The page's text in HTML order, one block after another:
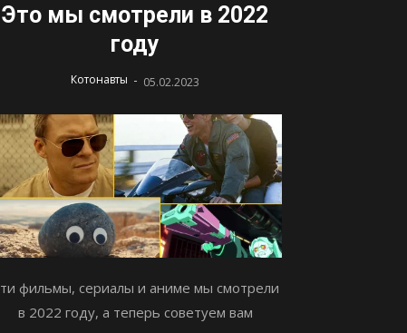
Это мы смотрели в 2022
году
Котонавты - 05.02.2023
фильмы, сериалы и аниме мы смотрели
в 2022 году, а теперь советуем вам